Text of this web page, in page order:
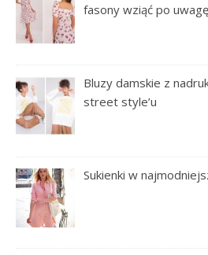
fasony wziąć po
Bluzy damskie z
street style’u
Sukienki w